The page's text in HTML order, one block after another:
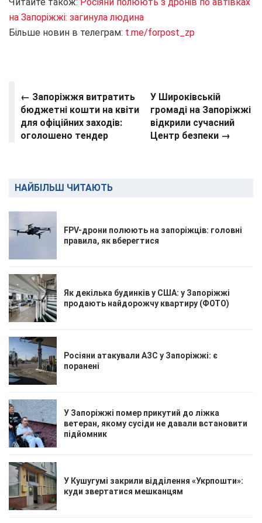
на Запоріжжі: загинула людина
Більше новин в телеграм: t.me/forpost_zp
← Запоріжжя витратить
бюджетні кошти на квіти
для офіційних заходів:
оголошено тендер
У Широківській
громаді на Запоріжжі
відкрили сучасний
Центр безпеки →
НАЙБІЛЬШ ЧИТАЮТЬ
FPV-дрони полюють на запоріжців: головні
правила, як вберегтися
Як декілька будинків у США: у Запоріжжі
продають найдорожчу квартиру (ФОТО)
Росіяни атакували АЗС у Запоріжжі: є
поранені
У Запоріжжі помер прикутий до ліжка
ветеран, якому сусіди не давали встановити
підйомник
У Кушугумі закрили відділення «Укрпошти»:
куди звертатися мешканцям